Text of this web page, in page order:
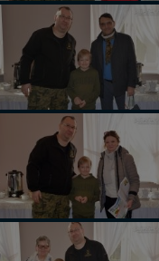
informacji o
na os.
zabronić ich
w odniesieniu do
- w pewnych
wakacje...